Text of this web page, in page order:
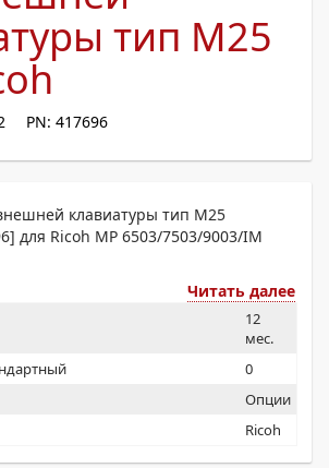
тип M25
PN: 417696
клавиатуры тип M25
для Ricoh MP 6503/7503/9003/IM
Читать далее
12
мес.
0
Опции
Ricoh